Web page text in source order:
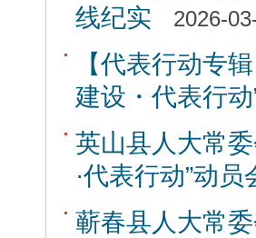
线纪实
2026-
【代表行动专
建设・代表行动
英山县人大常
·代表行动”动员
蕲春县人大常